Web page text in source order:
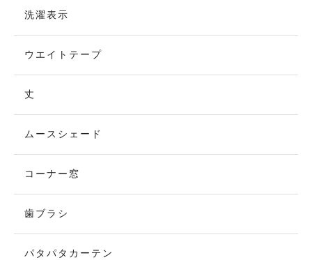
洗濯表示
ウエイトテープ
丈
ムースシェード
コーナー窓
歯ブラシ
パタパタカーテン